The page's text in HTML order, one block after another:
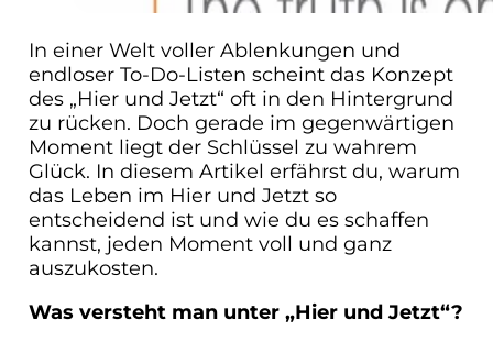
In einer Welt voller Ablenkungen und
endloser To-Do-Listen scheint das Konzept
des „Hier und Jetzt“ oft in den Hintergrund
zu rücken. Doch gerade im gegenwärtigen
Moment liegt der Schlüssel zu wahrem
Glück. In diesem Artikel erfährst du, warum
das Leben im Hier und Jetzt so
entscheidend ist und wie du es schaffen
kannst, jeden Moment voll und ganz
auszukosten.
Was versteht man unter „Hier und Jetzt“?